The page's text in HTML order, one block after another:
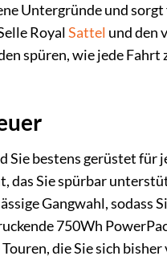
Untergründe und
RoyalSattel und den
spüren, wie jede
bestens gerüstet für
Sie spürbar
Gangwahl, sodass
750Wh
die Sie sich